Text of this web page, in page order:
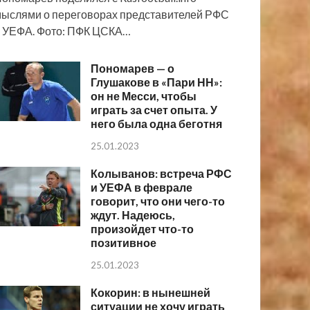
о переговорах представителей РФС
УЕФА. Фото: ПФК ЦСКА…
Пономарев — о
Глушакове в «Пари НН»:
он не Месси, чтобы
играть за счет опыта. У
него была одна беготня
25.01.2023
Колыванов: встреча РФС
и УЕФА в феврале
говорит, что они чего-то
ждут. Надеюсь,
произойдет что-то
позитивное
25.01.2023
Кокорин: в нынешней
ситуации не хочу играть